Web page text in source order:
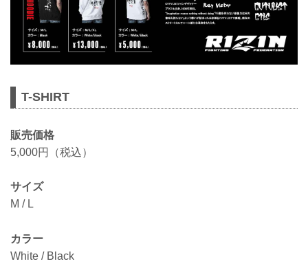
T-SHIRT
販売価格
5,000円（税込）
サイズ
M / L
カラー
White / Black